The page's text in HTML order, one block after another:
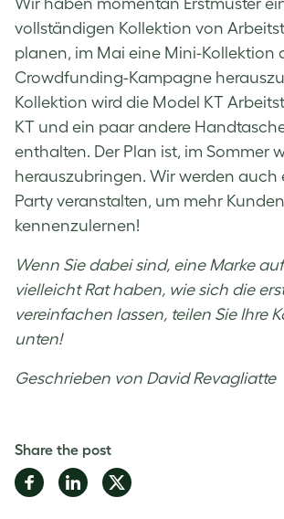
Wir haben momentan Erstmuster
vollständigen Kollektion von
planen, im Mai eine Mini-Kollektion
Crowdfunding-Kampagne
Kollektion wird die Model KT
KT und ein paar andere
enthalten. Der Plan ist, im Sommer
herauszubringen. Wir werden auch
Party veranstalten, um mehr Kunden
kennenzulernen!
Wenn Sie dabei sind, eine Marke
vielleicht Rat haben, wie sich die
vereinfachen lassen, teilen Sie Ihre
unten!
Geschrieben von David Revagliatte
Share the post
Share Share Share